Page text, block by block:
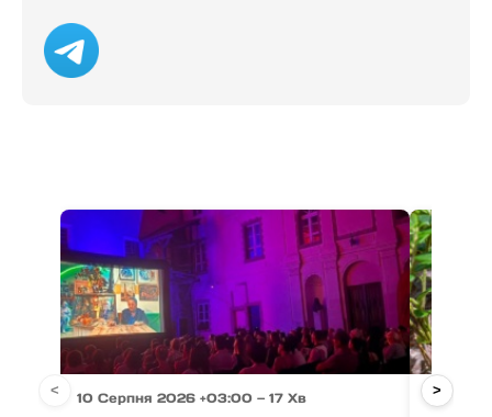
10 Серпня 2026 +03:00 — 17 Хв 10
< >